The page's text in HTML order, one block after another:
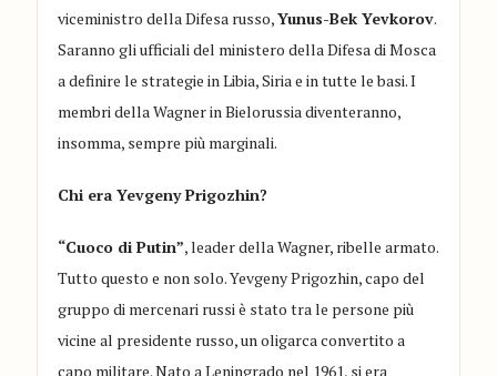
viceministro della Difesa russo,Yunus-Bek Yevkorov.
Saranno gli ufficiali del ministero della Difesa di Mosca
a definire le strategie in Libia, Siria e in tutte le basi. I
membri della Wagner in Bielorussia diventeranno,
insomma, sempre più marginali.
Chi era Yevgeny Prigozhin?
“Cuoco di Putin”, leader della Wagner, ribelle armato.
Tutto questo e non solo. Yevgeny Prigozhin, capo del
gruppo di mercenari russi è stato tra le persone più
vicine al presidente russo, un oligarca convertito a
capo militare. Nato a Leningrado nel 1961, si era